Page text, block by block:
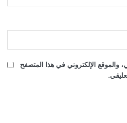
والموقع الإلكتروني في هذا المتصفح